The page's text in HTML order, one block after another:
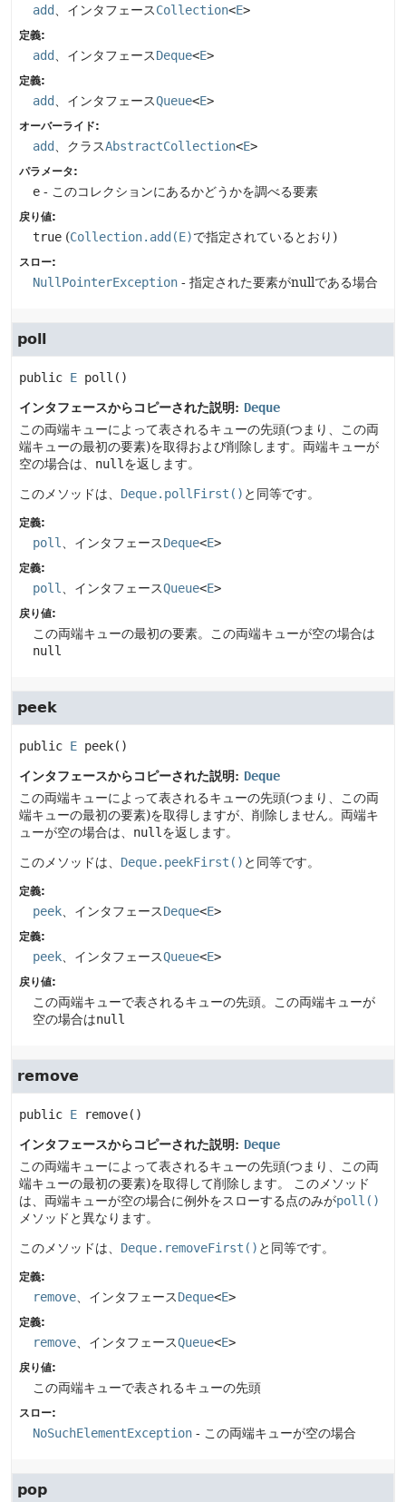
add 、インタフェースCollection<E>
定義:
add 、インタフェースDeque<E>
定義:
add 、インタフェースQueue<E>
オーバーライド:
add 、クラスAbstractCollection<E>
パラメータ:
e - このコレクションにあるかどうかを調べる要素
戻り値:
true (Collection.add(E)で指定されているとおり)
スロー:
NullPointerException - 指定された要素がnullである場合
poll
public E poll ()
インタフェースからコピーされた説明: Deque
この両端キューによって表されるキューの先頭(つまり、この両
端キューの最初の要素)を取得および削除します。両端キューが
空の場合は、 null を返します。
このメソッドは、 Deque.pollFirst() と同等です。
定義:
poll 、インタフェースDeque<E>
定義:
poll 、インタフェースQueue<E>
戻り値:
この両端キューの最初の要素。この両端キューが空の場合は
null
peek
public E peek()
インタフェースからコピーされた説明: Deque
この両端キューによって表されるキューの先頭(つまり、この両
端キューの最初の要素)を取得しますが、削除しません。両端キ
ューが空の場合は、 null を返します。
このメソッドは、 Deque.peekFirst() と同等です。
定義:
peek 、インタフェースDeque<E>
定義:
peek 、インタフェースQueue<E>
戻り値:
この両端キューで表されるキューの先頭。この両端キューが
空の場合はnull
remove
public E remove()
インタフェースからコピーされた説明: Deque
この両端キューによって表されるキューの先頭(つまり、この両
端キューの最初の要素)を取得して削除します。
このメソッド
は、両端キューが空の場合に例外をスローする点のみがpoll()
メソッドと異なります。
このメソッドは、 Deque.removeFirst() と同等です。
定義:
remove 、インタフェースDeque<E>
定義:
remove 、インタフェースQueue<E>
戻り値:
この両端キューで表されるキューの先頭
スロー:
NoSuchElementException - この両端キューが空の場合
pop